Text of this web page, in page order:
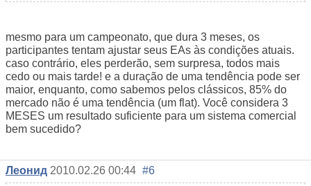
mesmo para um campeonato, que dura 3 meses, os
participantes tentam ajustar seus EAs às condições atuais.
caso contrário, eles perderão, sem surpresa, todos mais
cedo ou mais tarde! e a duração de uma tendência pode ser
maior, enquanto, como sabemos pelos clássicos, 85% do
mercado não é uma tendência (um flat). Você considera 3
MESES um resultado suficiente para um sistema comercial
bem sucedido?
Леонид 2010.02.26 00:44 #6